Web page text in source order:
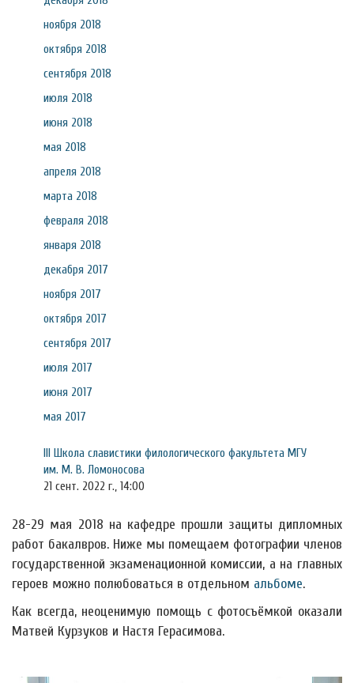
ноября 2018
октября 2018
сентября 2018
июля 2018
июня 2018
мая 2018
апреля 2018
марта 2018
февраля 2018
января 2018
декабря 2017
ноября 2017
октября 2017
сентября 2017
июля 2017
июня 2017
мая 2017
III Школа славистики филологического факультета МГУ
им. М. В. Ломоносова
21 сент. 2022 г., 14:00
28-29 мая 2018 на кафедре прошли защиты дипломных
работ бакалвров. Ниже мы помещаем фотографии членов
государственной экзаменационной комиссии, а на главных
героев можно полюбоваться в отдельном альбоме.
Как всегда, неоценимую помощь с фотосъёмкой оказали
Матвей Курзуков и Настя Герасимова.